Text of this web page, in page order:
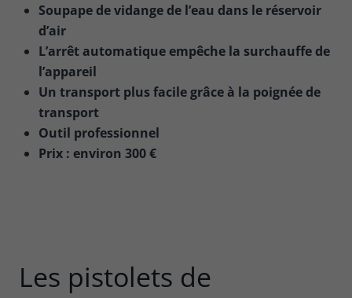
Soupape de vidange de l’eau dans le réservoir
d’air
L’arrêt automatique empêche la surchauffe de
l’appareil
Un transport plus facile grâce à la poignée de
transport
Outil professionnel
Prix : environ 300 €
Les pistolets de